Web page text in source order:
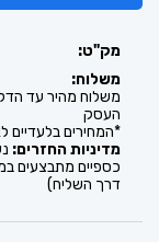
מק"ט:
משלוח:
העסק
*המחירים בלעדיים
מדיניות החזרים:
כספיים מתבצעים
דרך השליח)